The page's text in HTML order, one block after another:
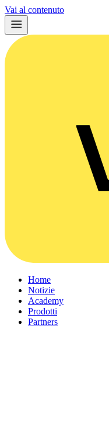
Vai al contenuto
Home
Notizie
Academy
Prodotti
Partners